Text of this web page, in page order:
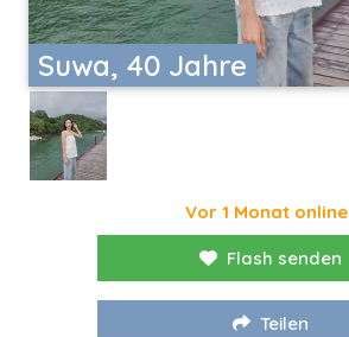
Suwa, 40 Jahre
Vor 1 Monat online
Flash senden
Teilen